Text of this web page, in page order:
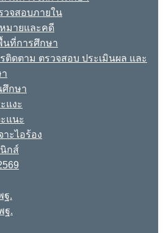
วจสอบภายใน
มายและคดี
นที่การศึกษา
ดตาม ตรวจสอบ ประเมินผล และ
ศึกษา
แงะ
แนะ
าะไอร้อง
กส์
ฐ.
ฐ.